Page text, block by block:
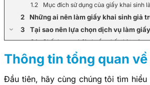
Mục đích sử dụng của giấy khai sinh
Những ai nên làm giấy khai sinh giả
Tại sao nên lựa chọn dịch vụ làm
Chất lượng phôi chuẩn nhất thị trường
Cam kết bằng như thật, bao công
Chính sách hoạt động chuyên nghiệp
Chế độ bảo hành cả đời, hỗ trợ
Thông tin tổng quan
Đầu tiên, hãy cùng chúng tôi tìm